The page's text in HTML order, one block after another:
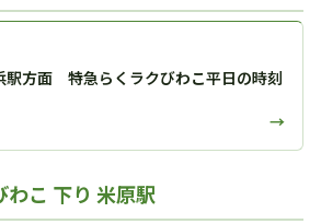
駅方面 特急らくラクびわこ平日の時刻
→
こ 下り 米原駅